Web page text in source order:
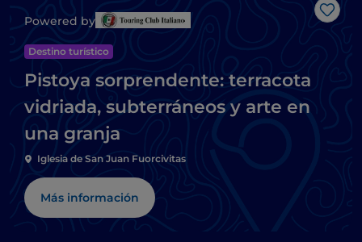
Me
Powered by
Destino turístico
Pistoya sorprendente: terracota
vidriada, subterráneos y arte en
una granja
Iglesia de San Juan Fuorcivitas
Más información